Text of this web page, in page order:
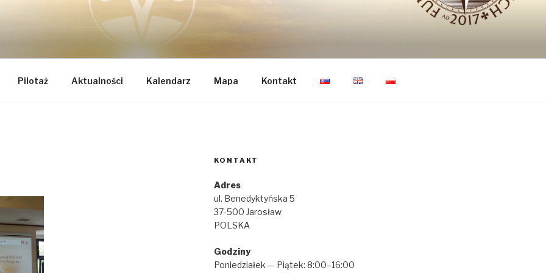
ODNOWY CZŁOWIEKA
Pilotaż Aktualności Kalendarz Mapa Kontakt
KONTAKT
Adres
ul. Benedyktyńska 5
37-500 Jarosław
POLSKA
Godziny
Poniedziałek — Piątek: 8:00–16:00